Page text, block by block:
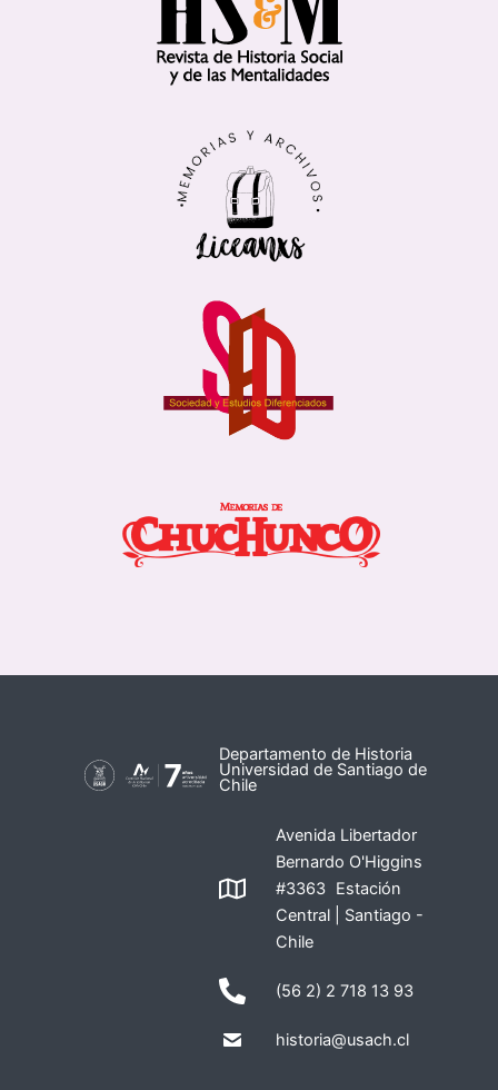
Departamento de Historia
Universidad de Santiago de
Chile
Avenida Libertador
Bernardo O'Higgins
#3363 Estación
Central | Santiago -
Chile
(56 2) 2 718 13 93
historia@usach.cl